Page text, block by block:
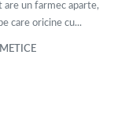
are un farmec aparte,
care oricine cu...